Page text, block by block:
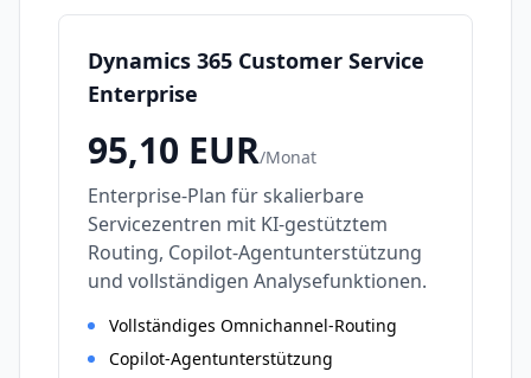
Dynamics 365 Customer Service
Enterprise
95,10 EUR/Monat
Enterprise-Plan für skalierbare
Servicezentren mit KI-gestütztem
Routing, Copilot-Agentunterstützung
und vollständigen Analysefunktionen.
Vollständiges Omnichannel-Routing
Copilot-Agentunterstützung